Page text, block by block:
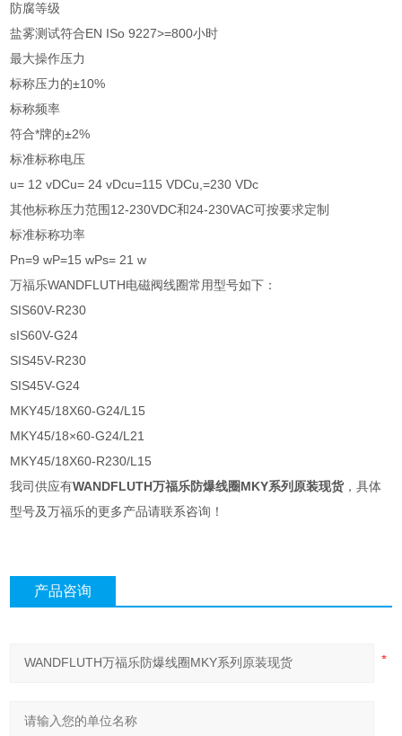
防腐等级
盐雾测试符合EN ISo 9227>=800小时
最大操作压力
标称压力的±10%
标称频率
符合*牌的±2%
标准标称电压
u= 12 vDCu= 24 vDcu=115 VDCu,=230 VDc
其他标称压力范围12-230VDC和24-230VAC可按要求定制
标准标称功率
Pn=9 wP=15 wPs= 21 w
万福乐WANDFLUTH电磁阀线圈常用型号如下：
SIS60V-R230
sIS60V-G24
SIS45V-R230
SIS45V-G24
MKY45/18X60-G24/L15
MKY45/18×60-G24/L21
MKY45/18X60-R230/L15
我司供应有WANDFLUTH万福乐防爆线圈MKY系列原装现货，具体
型号及万福乐的更多产品请联系咨询！
产品咨询